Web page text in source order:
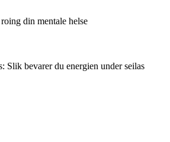
din mentale helse
Slik bevarer du energien under seilas